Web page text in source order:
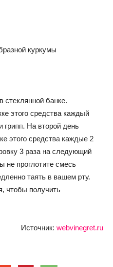
куркумы
стеклянной банке.
этого средства каждый
грипп. На второй день
этого средства каждые 2
3 раза на следующий
не проглотите смесь
таять в вашем рту.
чтобы получить
Источник: webvinegret.ru